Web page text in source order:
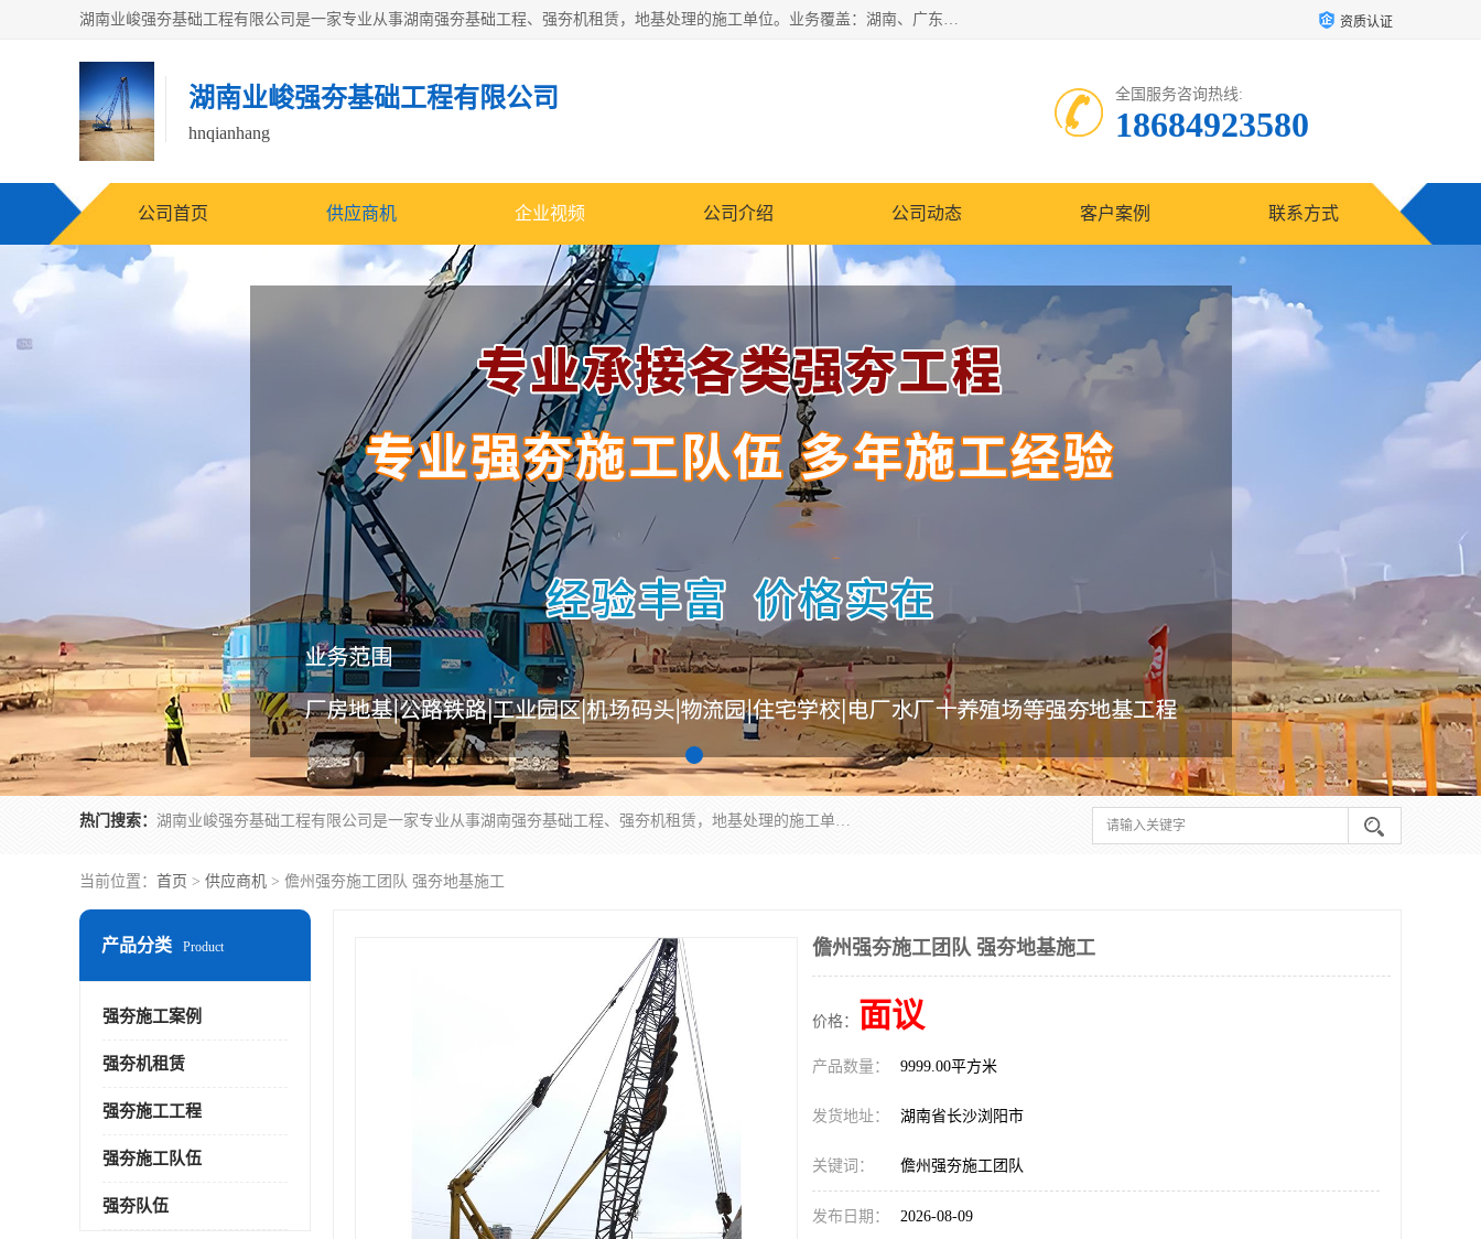
湖南业峻强夯基础工程有限公司是一家专业从事湖南强夯基础工程、强夯机租赁，地基处理的施工单位。业务覆盖：湖南、广东，江西等地。可承接1000KN.m-25000KN.m强夯（置换）工程。公司创始人是国内较早期从事强夯施工的建设者，经过多年的一步一个脚印的发展，在行业内具有较高的度和良好的口碑。 资质认证
湖南业峻强夯基础工程有限公司
hnqianhang
全国服务咨询热线:
18684923580
公司首页 供应商机 企业视频 公司介绍 公司动态 客户案例 联系方式
热门搜索： 湖南业峻强夯基础工程有限公司是一家专业从事湖南强夯基础工程、强夯机租赁，地基处理的施工单位。业务覆盖：湖南、广东，江西等地。可承接1000KN.m-25000KN.m强夯（置换）工程。公司创始人是国内较早期从事强夯施工的建设者，经过多年的一步一个脚印的发展，在行业内具有较高的度和良好的口碑。
当前位置： 首页 > 供应商机 > 儋州强夯施工团队 强夯地基施工
产品分类 Product
强夯施工案例
强夯机租赁
强夯施工工程
强夯施工队伍
强夯队伍
儋州强夯施工团队 强夯地基施工
价格： 面议
产品数量： 9999.00平方米
发货地址： 湖南省长沙浏阳市
关键词： 儋州强夯施工团队
发布日期： 2026-08-09